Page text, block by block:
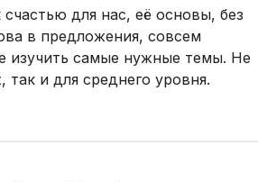
для нас, её основы, без
в предложения, совсем
изучить самые нужные темы. Не
и для среднего уровня.